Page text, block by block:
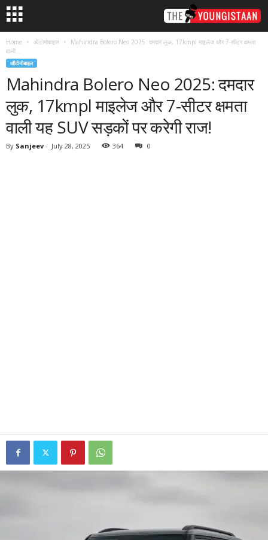
Home ऑटोमोबाइल
Mahindra Bolero Neo 2025: दमदार लुक, 17kmpl माइलेज और 7-सीटर क्षमता
वाली...
ऑटोमोबाइल
Mahindra Bolero Neo 2025: दमदार
लुक, 17kmpl माइलेज और 7-सीटर क्षमता
वाली यह SUV सड़कों पर करेगी राज!
By Sanjeev - July 28, 2025 364 0